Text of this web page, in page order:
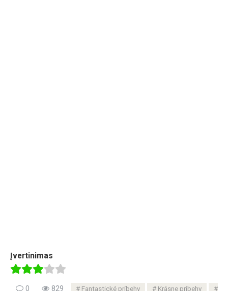
Įvertinimas
0 829 Fantastické príbehy
Krásne príbehy